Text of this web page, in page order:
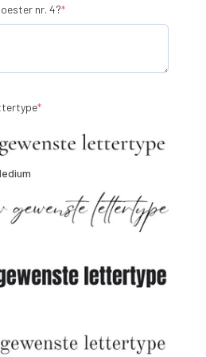
nr. 4?*(required)
*(required)